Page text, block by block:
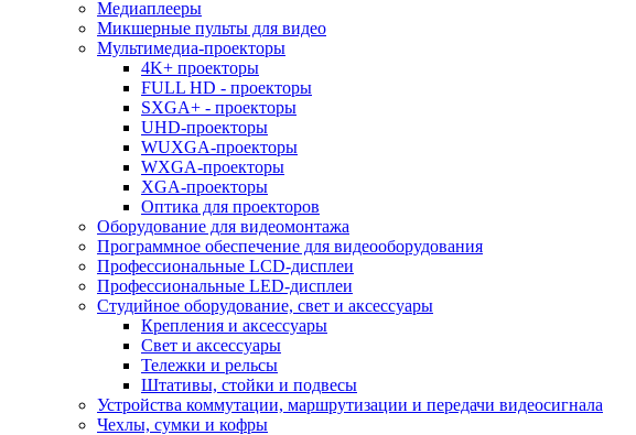
Медиаплееры
Микшерные пульты для видео
Мультимедиа-проекторы
4K+ проекторы
FULL HD - проекторы
SXGA+ - проекторы
UHD-проекторы
WUXGA-проекторы
WXGA-проекторы
XGA-проекторы
Оптика для проекторов
Оборудование для видеомонтажа
Программное обеспечение для видеооборудования
Профессиональные LCD-дисплеи
Профессиональные LED-дисплеи
Студийное оборудование, свет и аксессуары
Крепления и аксессуары
Свет и аксессуары
Тележки и рельсы
Штативы, стойки и подвесы
Устройства коммутации, маршрутизации и передачи видеосигнала
Чехлы, сумки и кофры